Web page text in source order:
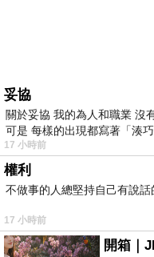
妥協
關於妥協 我的為人和職業 沒
可是 每樣的出現都寫著「湊
17 小時前
權利
不做事的人總堅持自己有說話
17 小時前